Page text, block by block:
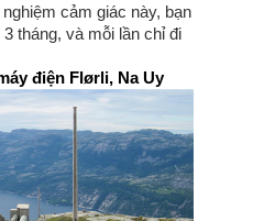
cảm giác này, bạn
tháng, và mỗi lần chỉ đi
điện Flørli, Na Uy